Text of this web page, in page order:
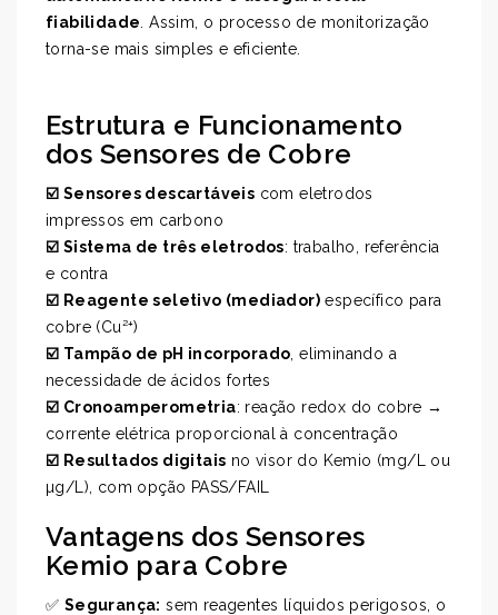
fiabilidade . Assim, o processo de monitorização
torna-se mais simples e eficiente.
Estrutura e Funcionamento
dos Sensores de Cobre
☑️ Sensores descartáveis com eletrodos
impressos em carbono
☑️ Sistema de três eletrodos: trabalho, referência
e contra
☑️ Reagente seletivo (mediador) específico para
cobre (Cu²⁺)
☑️ Tampão de pH incorporado , eliminando a
necessidade de ácidos fortes
☑️ Cronoamperometria: reação redox do cobre →
corrente elétrica proporcional à concentração
☑️ Resultados digitais no visor do Kemio (mg/L ou
µg/L), com opção PASS/FAIL
Vantagens dos Sensores
Kemio para Cobre
✅ Segurança: sem reagentes líquidos perigosos, o